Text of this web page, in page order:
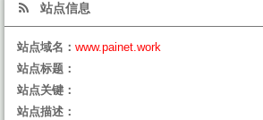
站点信息
站点域名： www.painet.work
站点标题：
站点关键：
站点描述：